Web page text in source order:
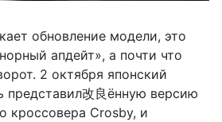
обновление модели, это
апдейт», а почти что
2 октября японский
представил改良ённую версию
кроссовера Crosby, и